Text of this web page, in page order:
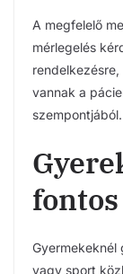
A megfelelő
mérlegelés
vannak a
szempontjából.
Gyermekeknél
vagy sport